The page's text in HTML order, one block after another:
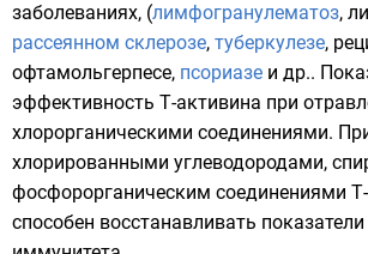
заболеваниях, (лимфогранулематоз,
рассеянном склерозе, туберкулезе,
офтамольгерпесе, псориазе и др..
эффективность Т-активина при
хлорорганическими соединениями.
хлорированными углеводородами,
фосфорорганическим соединениями
способен восстанавливать